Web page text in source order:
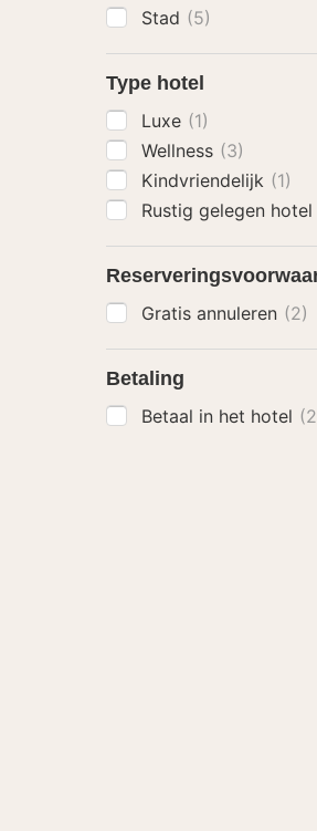
Stad (5)
Type hotel
Luxe (1)
Wellness (3)
Kindvriendelijk (1)
Rustig gelegen hotel
Gratis annuleren (2)
Betaling
Betaal in het hotel